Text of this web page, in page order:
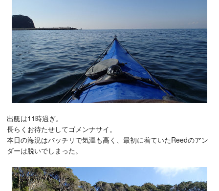
出艇は11時過ぎ。
長らくお待たせしてゴメンナサイ。
本日の海況はバッチリで気温も高く、最初に着ていたReedのアン
ダーは脱いでしまった。